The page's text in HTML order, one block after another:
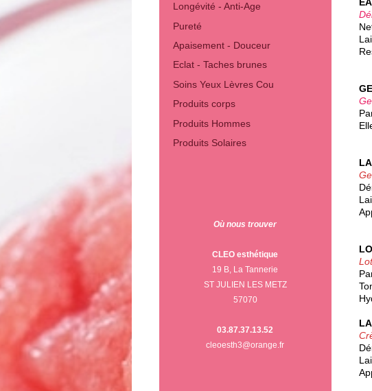
Longévité - Anti-Age
Pureté
Apaisement - Douceur
Eclat - Taches brunes
Soins Yeux Lèvres Cou
Produits corps
Produits Hommes
Produits Solaires
Où nous trouver
CLEO esthétique
19 B, La Tannerie
ST JULIEN LES METZ
57070
03.87.37.13.52
cleoesth3@orange.fr